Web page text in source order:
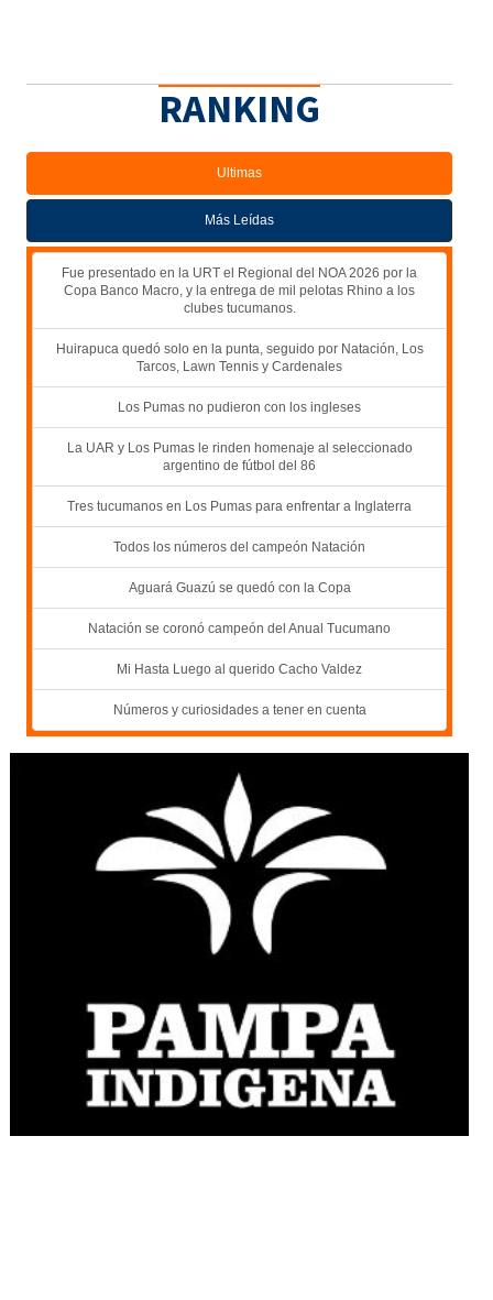
RANKING
Ultimas
Más Leídas
Fue presentado en la URT el Regional del NOA 2026 por la
Copa Banco Macro, y la entrega de mil pelotas Rhino a los
clubes tucumanos.
Huirapuca quedó solo en la punta, seguido por Natación, Los
Tarcos, Lawn Tennis y Cardenales
Los Pumas no pudieron con los ingleses
La UAR y Los Pumas le rinden homenaje al seleccionado
argentino de fútbol del 86
Tres tucumanos en Los Pumas para enfrentar a Inglaterra
Todos los números del campeón Natación
Aguará Guazú se quedó con la Copa
Natación se coronó campeón del Anual Tucumano
Mi Hasta Luego al querido Cacho Valdez
Números y curiosidades a tener en cuenta